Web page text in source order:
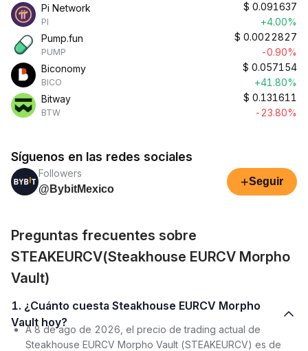
Pi Network
PI
$ 0.091637
+4.00%
Pump.fun
PUMP
$ 0.0022827
-0.90%
Biconomy
BICO
$ 0.057154
+41.80%
Bitway
BTW
$ 0.131611
-23.80%
Síguenos en las redes sociales
Followers
@BybitMexico
+Seguir
Preguntas frecuentes sobre
STEAKEURCV(Steakhouse EURCV Morpho
Vault)
1. ¿Cuánto cuesta Steakhouse EURCV Morpho
Vault hoy?
A 8 de ago de 2026, el precio de trading actual de
Steakhouse EURCV Morpho Vault (STEAKEURCV) es de